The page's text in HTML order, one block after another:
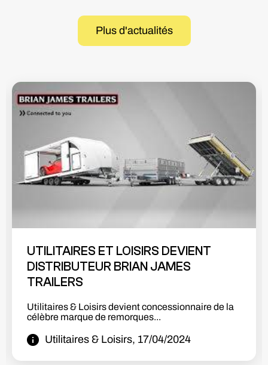
Plus d'actualités
UTILITAIRES ET LOISIRS DEVIENT
DISTRIBUTEUR DE LA MARQUE BENDA
Nous sommes heureux de vous...
Utilitaires & Loisirs, 03/03/2024